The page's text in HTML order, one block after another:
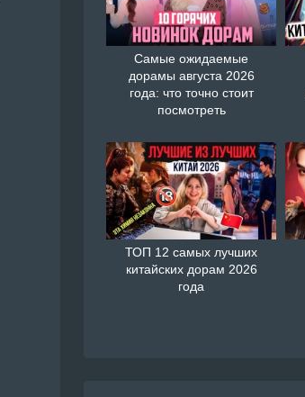
Самые ожидаемые
дорамы августа 2026
года: что точно стоит
посмотреть
ТОП 12 самых лучших
китайских дорам 2026
года